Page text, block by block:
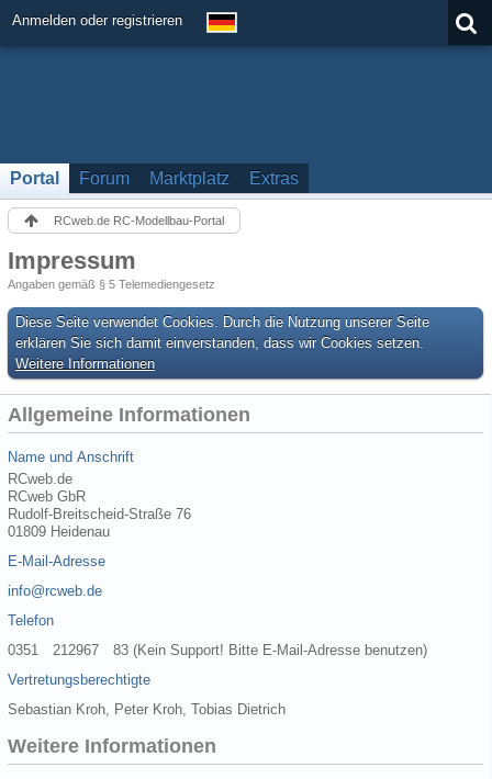
Anmelden oder registrieren
Portal Forum Marktplatz Extras
RCweb.de RC-Modellbau-Portal
Impressum
Angaben gemäß § 5 Telemediengesetz
Diese Seite verwendet Cookies. Durch die Nutzung unserer Seite
erklären Sie sich damit einverstanden, dass wir Cookies setzen.
Weitere Informationen
Allgemeine Informationen
Name und Anschrift
RCweb.de
RCweb GbR
Rudolf-Breitscheid-Straße 76
01809 Heidenau
E-Mail-Adresse
info@rcweb.de
Telefon
0351 212967 83 (Kein Support! Bitte E-Mail-Adresse benutzen)
Vertretungsberechtigte
Sebastian Kroh, Peter Kroh, Tobias Dietrich
Weitere Informationen